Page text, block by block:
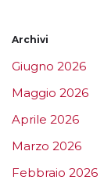
Archivi
Giugno 2026
Maggio 2026
Aprile 2026
Marzo 2026
Febbraio 2026